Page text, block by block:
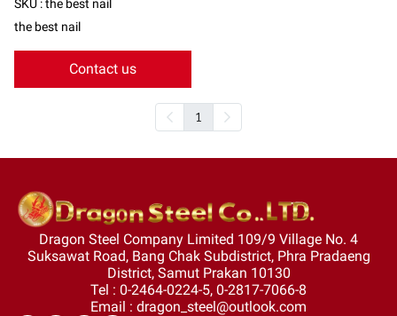
SKU : the best nail
the best nail
Contact us
1
Dragon Steel Company Limited 109/9 Village No. 4
Suksawat Road, Bang Chak Subdistrict, Phra Pradaeng
District, Samut Prakan 10130
Tel : 0-2464-0224-5, 0-2817-7066-8
Email : dragon_steel@outlook.com